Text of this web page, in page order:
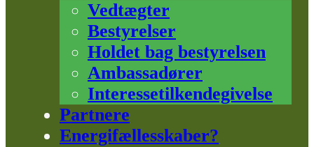
Vedtægter
Bestyrelser
Holdet bag bestyrelsen
Ambassadører
Interessetilkendegivelse
Partnere
Energifællesskaber?